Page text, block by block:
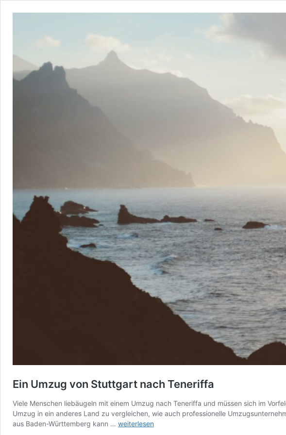
Ein Umzug von Stuttgart nach Teneriffa
Viele Menschen liebäugeln mit einem Umzug nach Teneriffa und müssen sich im
Umzug in ein anderes Land zu vergleichen, wie auch professionelle
aus Baden-Württemberg kann … Ein
weiterlesen